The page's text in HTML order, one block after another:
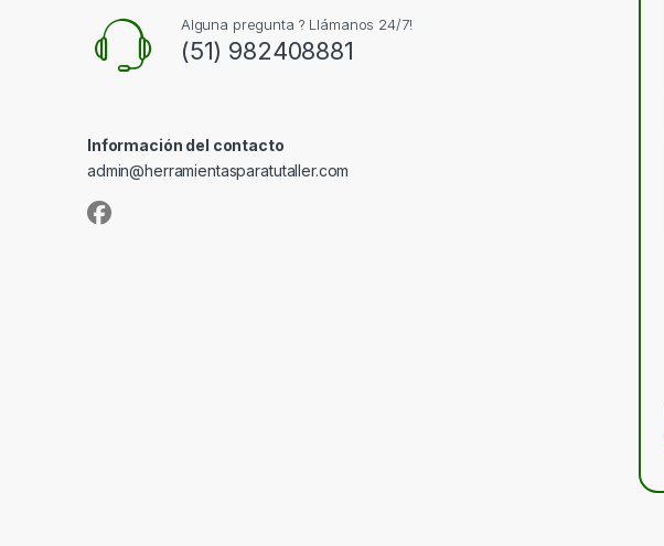
Alguna pregunta ? Llámanos 24/7!
(51) 982408881
Información del contacto
admin@herramientasparatutaller.com